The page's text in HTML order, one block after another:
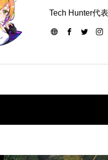
Tech Hunter代